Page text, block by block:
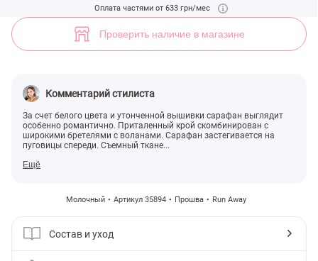
Оплата частями от 633 грн/мес
Проверить наличие в магазине
Комментарий стилиста
За счет белого цвета и утонченной вышивки сарафан выглядит
особенно романтично. Приталенный крой скомбинирован с
широкими бретелями с воланами. Сарафан застегивается на
пуговицы спереди. Съемный ткане...
Ещё
Молочный Артикул 35894 Прошва Run Away
Состав и уход
Белый сарафан с вышивкой (арт. 35894) ♡ интернет-магазин Gepur